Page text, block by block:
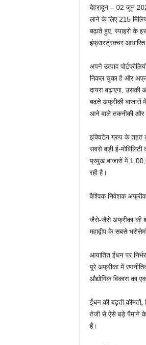
देहरादून – 02 जून
लाने के लिए 215
बढ़ाते हुए, स्पाइरो के
इंफ्रास्ट्रक्चर
अपने उत्पाद
निकल चुका है और
दायरा बढ़ाएगा,
बढ़ते अफ्रीकी बाजारों
आने वाले तकनीकी और
इक्विटेन ग्रुप के तहत
सबसे बड़ी ई-
प्रमुख बाजारों में
रही है।
वैश्विक निवेशक
जैसे-जैसे अफ्रीका की
महाद्वीप के सबसे
आयातित ईंधन पर
पूरे अफ्रीका में
औद्योगिक विकास का
ईंधन की बढ़ती कीमतों,
तेजी से ऐसे बड़े पैमाने के
हैं।